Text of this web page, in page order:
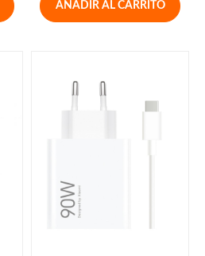
AÑADIR AL CARRITO